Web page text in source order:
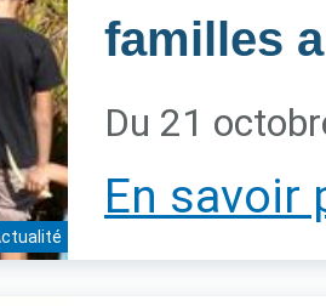
familles
Du 21
En savoir